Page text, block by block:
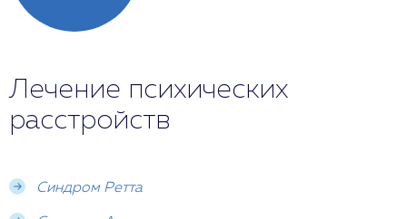
Лечение психических
расстройств
Синдром Ретта